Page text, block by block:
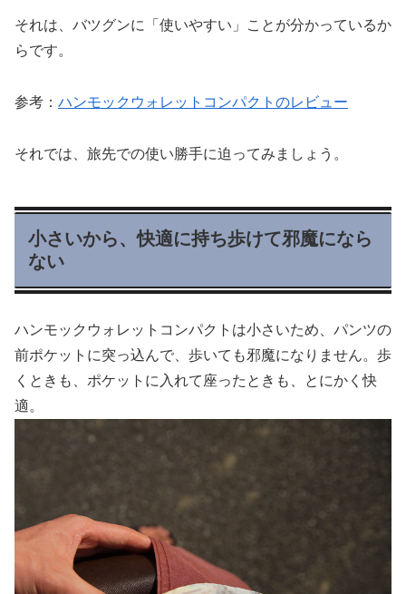
それは、バツグンに「使いやすい」ことが分かっているか
らです。
参考： ハンモックウォレットコンパクトのレビュー
それでは、旅先での使い勝手に迫ってみましょう。
小さいから、快適に持ち歩けて邪魔になら
ない
ハンモックウォレットコンパクトは小さいため、パンツの
前ポケットに突っ込んで、歩いても邪魔になりません。歩
くときも、ポケットに入れて座ったときも、とにかく快
適。